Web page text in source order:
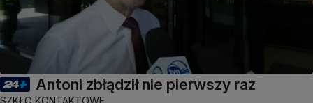
Antoni zbłądził nie pierwszy raz